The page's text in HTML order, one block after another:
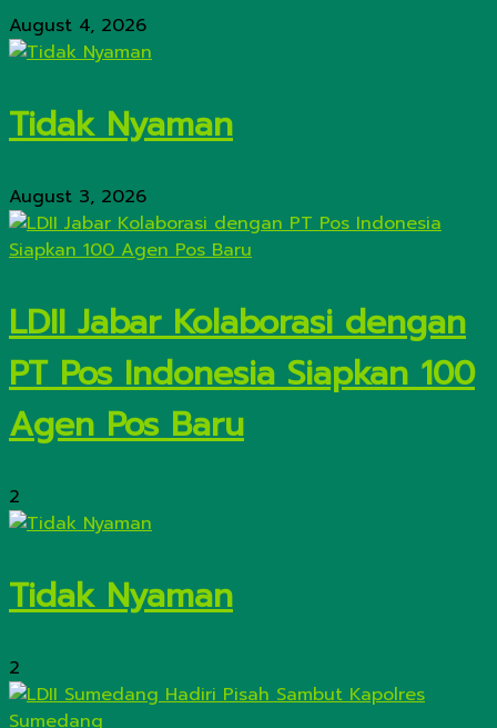
August 4, 2026
Tidak Nyaman
August 3, 2026
LDII Jabar Kolaborasi dengan
PT Pos Indonesia Siapkan 100
Agen Pos Baru
2
Tidak Nyaman
2